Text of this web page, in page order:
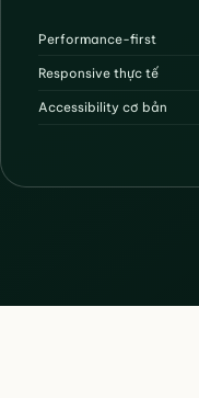
Performance-first
Responsive thực tế
Accessibility cơ bản